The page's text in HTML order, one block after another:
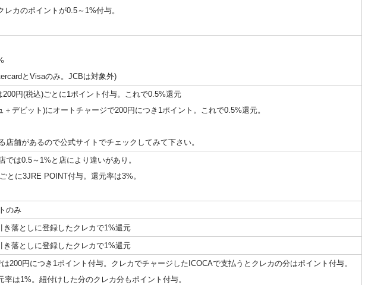
カのポイントが0.5～1%付与。
とVisaのみ。JCBは対象外)
円(税込)ごとに1ポイント付与。これで0.5%還元
デビット)にオートチャージで200円につき1ポイント。これで0.5%還元。
舗があるので公式サイトでチェックしてみて下さい。
は0.5～1%と店により違いがあり。
とに3JRE POINT付与。還元率は3%。
のみ
落としに登録したクレカで1%還元
落としに登録したクレカで1%還元
200円につき1ポイント付与。クレカでチャージしたICOCAで支払うとクレカの分はポイント付与。
は1%。紐付けした分のクレカ分もポイント付与。